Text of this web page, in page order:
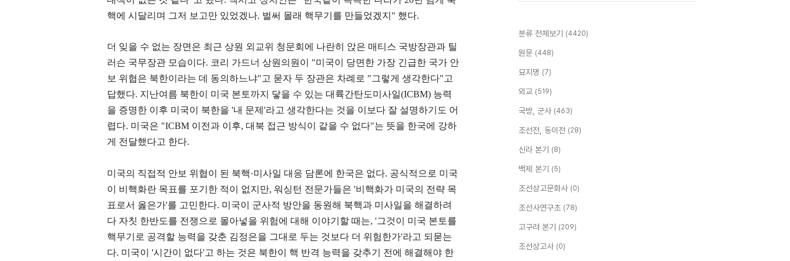
핵에 시달리며 그저 보고만 있었겠나. 벌써 몰래 핵무기를 만들었겠지 " 했다.
더 잊을 수 없는 장면은 최근 상원 외교위 청문회에 나란히 앉은 매티스 국방장관과 틸
러슨 국무장관 모습이다. 코리 가드너 상원의원이 "미국이 당면한 가장 긴급한 국가 안
보 위협은 북한이라는 데 동의하느냐"고 묻자 두 장관은 차례로 "그렇게 생각한다"고
답했다. 지난여름 북한이 미국 본토까지 닿을 수 있는 대륙간탄도미사일(ICBM) 능력
을 증명한 이후 미국이 북한을 '내 문제 '라고 생각한다는 것을 이보다 잘 설명하기도 어
렵다. 미국은 "ICBM 이전과 이후, 대북 접근 방식이 같을 수 없다"는 뜻을 한국에 강하
게 전달했다고 한다.
미국의 직접적 안보 위협이 된 북핵·미사일 대응 담론에 한국은 없다. 공식적으로 미국
이 비핵화란 목표를 포기한 적이 없지만, 워싱턴 전문가들은 '비핵화가 미국의 전략 목
표로서 옳은가'를 고민한다. 미국이 군사적 방안을 동원해 북핵과 미사일을 해결하려
다 자칫 한반도를 전쟁으로 몰아넣을 위험에 대해 이야기할 때는, '그것이 미국 본토를
핵무기로 공격할 능력을 갖춘 김정은을 그대로 두는 것보다 더 위험한가'라고 되묻는
다. 미국이 '시간이 없다'고 하는 것은 북한이 핵 반격 능력을 갖추기 전에 해결해야 한
분류 전체보기 (4420)
원문 (448)
묘지명 (7)
외교 (519)
국방, 군사 (463)
조선전, 동이전 (28)
신라 본기 (8)
백제 본기 (5)
조선상고문화사 (0)
조선사연구초 (78)
고구려 본기 (209)
조선상고사 (0)